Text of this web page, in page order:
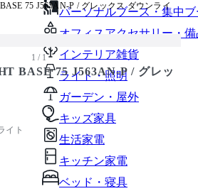
パーソナルブース・集中
オフィスアクセサリー・備
インテリア雑貨
ライト・照明
ガーデン・屋外
キッズ家具
生活家電
キッチン家電
ベッド・寝具
75 J563AN-P / グレックス ダウンライ
1 / 1
BASE 75 J563AN-P / グレッ
イト